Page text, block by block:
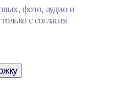
фото, аудио и
с согласия